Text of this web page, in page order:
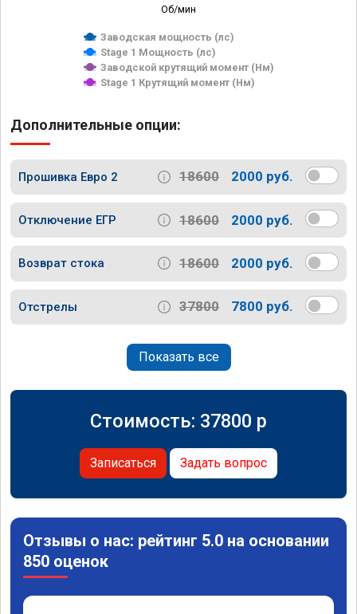
Об/мин
Заводская мощность (лс)
Stage 1 Мощность (лс)
Заводской крутящий момент (Нм)
Stage 1 Крутящий момент (Нм)
Дополнительные опции:
Прошивка Евро 2 18600 2000 руб.
Отключение ЕГР 18600 2000 руб.
Возврат стока 18600 2000 руб.
Отстрелы 37800 7800 руб.
Показать все
Стоимость: 37800 p
Записаться Задать вопрос
Отзывы о нас: рейтинг 5.0 на основании
850 оценок